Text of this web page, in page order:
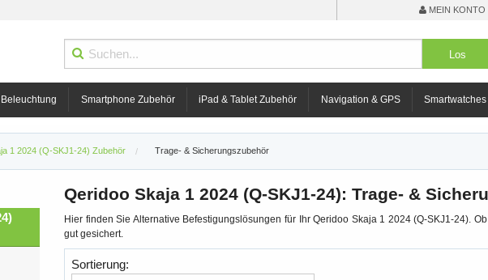
MEIN KONTO
Smartphone Zubehör iPad & Tablet Zubehör Navigation & GPS Smartwatches
1 2024 (Q-SKJ1-24) Zubehör Trage- & Sicherungszubehör
Qeridoo Skaja 1 2024 (Q-SKJ1-24): Trage- &
Hier finden Sie Alternative Befestigungslösungen für Ihr Qeridoo Skaja 1 2024 (Q-SKJ1-24).
gut gesichert.
Sortierung: